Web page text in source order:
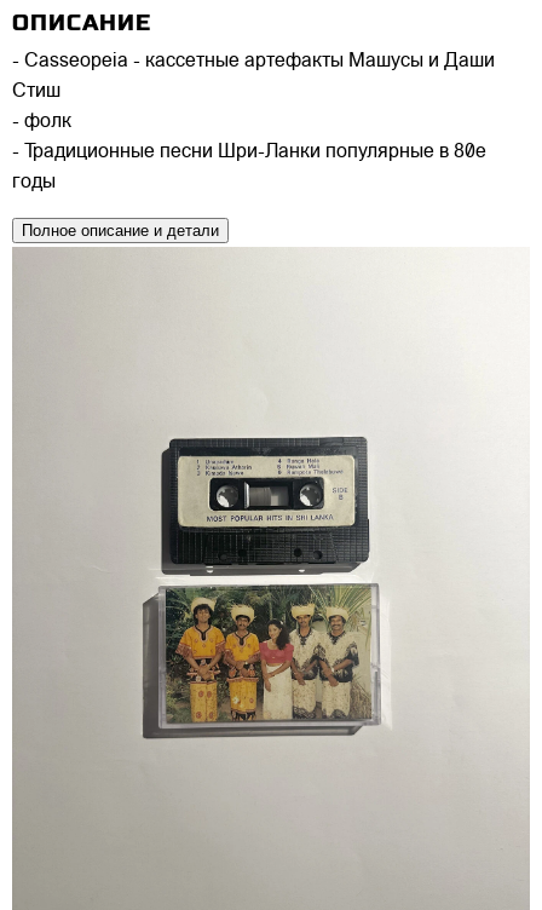
ОПИСАНИЕ
- Casseopeia - кассетные артефакты Машусы и Даши
Стиш
- фолк
- Традиционные песни Шри-Ланки популярные в 80е
годы
Полное описание и детали